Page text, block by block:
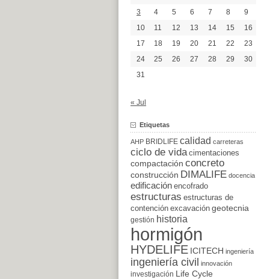
3
4 5 6 7 8
9
10
11 12 13 14 15
16
17
18 19 20 21 22
23
24
25 26 27 28 29
30
31
« Jul
Etiquetas
AHP BRIDLIFE calidad carreteras
ciclo de vida cimentaciones
compactación concreto
construcción DIMALIFE docencia
edificación encofrado
estructuras estructuras de
contención excavación geotecnia
gestión historia
hormigón
HYDELIFE ICITECH ingeniería
ingeniería civil innovación
investigación
Life Cycle